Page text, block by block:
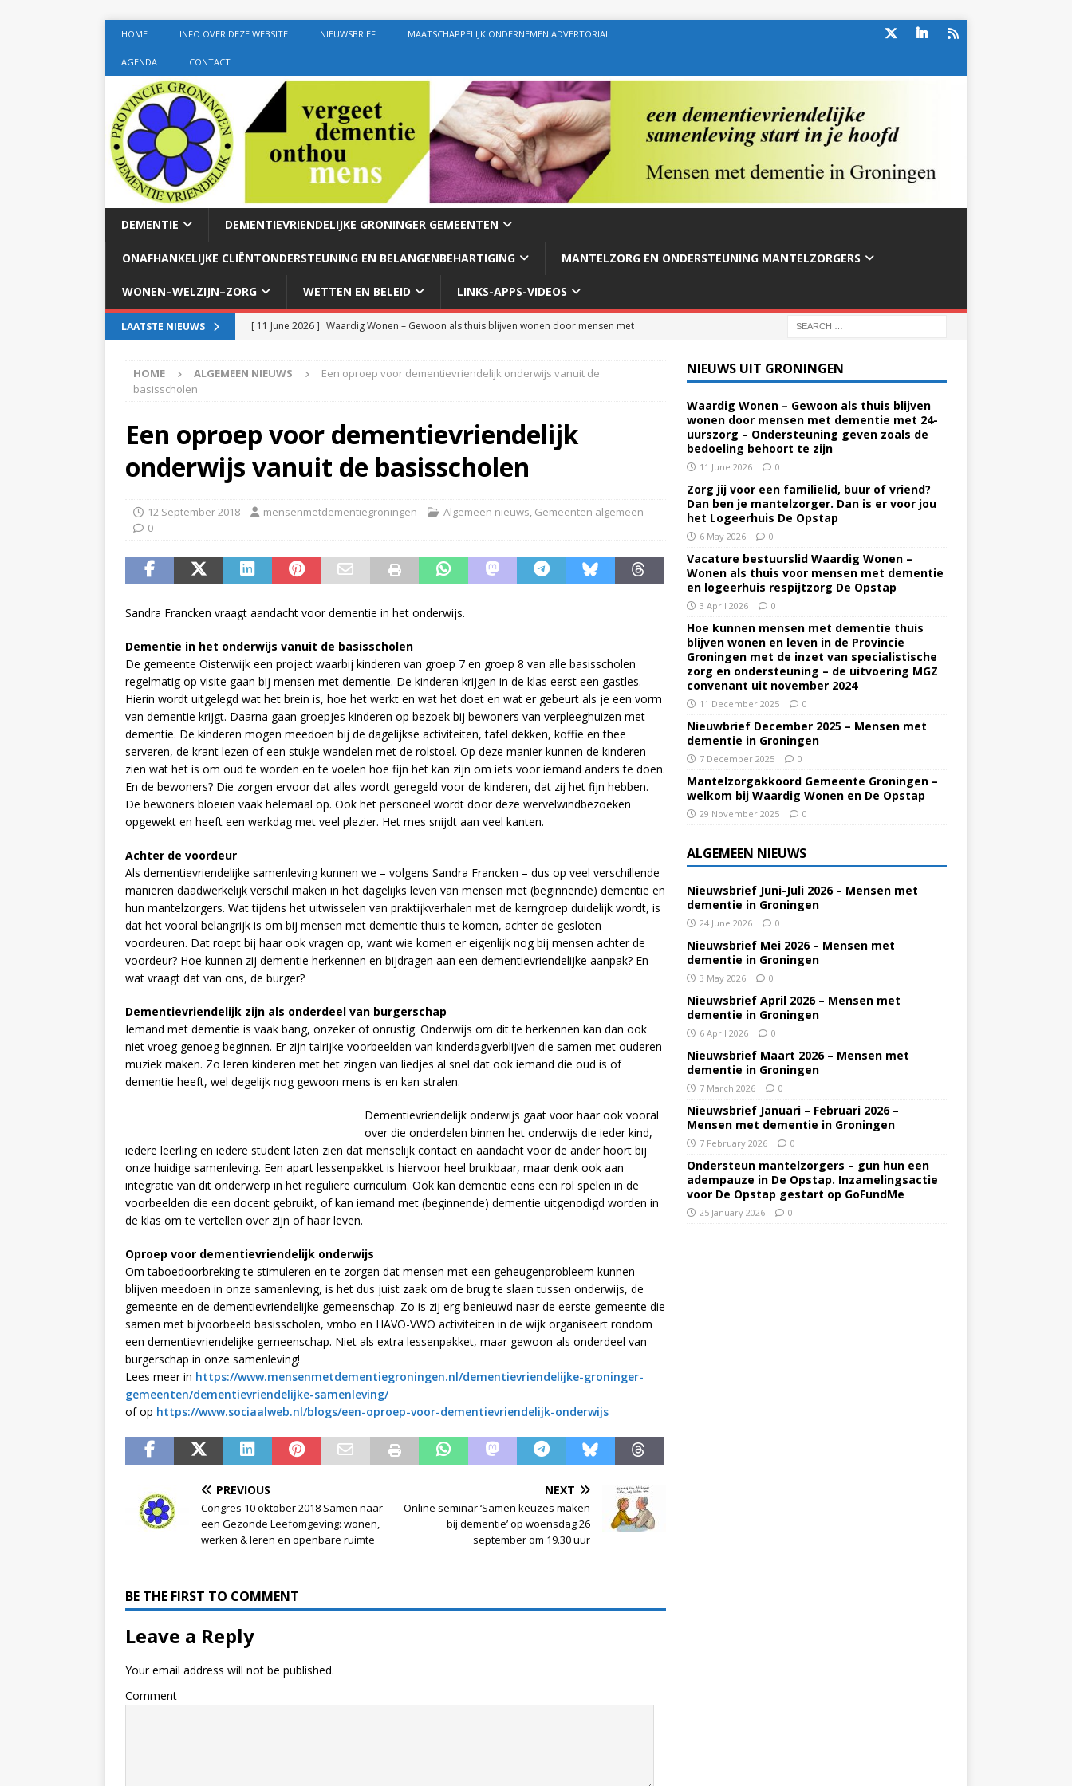
HOME INFO OVER DEZE WEBSITE NIEUWSBRIEF MAATSCHAPPELIJK ONDERNEMEN ADVERTORIAL
AGENDA CONTACT
DEMENTIE DEMENTIEVRIENDELIJKE GRONINGER GEMEENTEN
ONAFHANKELIJKE CLIËNTONDERSTEUNING EN BELANGENBEHARTIGING MANTELZORG EN ONDERSTEUNING MANTELZORGERS
WONEN–WELZIJN–ZORG WETTEN EN BELEID LINKS-APPS-VIDEOS
LAATSTE NIEUWS [ 11 June 2026 ] Waardig Wonen – Gewoon als thuis blijven wonen door mensen met
APPINGEDAM
is er voor jou het Logeerhuis De Opstap
GRONINGEN
[ 3 May 2026 ]
Nieuwsbrief Mei 2026 – Mensen met dementie in Groningen
[ 6 April 2026 ] Nieuwsbrief April 2026 – Mensen met dementie in Groningen
[ 24 June 2026 ]
Nieuwsbrief Juni-Juli 2026 – Mensen met dementie in Groningen
HOME ALGEMEEN NIEUWS
Een oproep voor dementievriendelijk onderwijs vanuit de
basisscholen
Een oproep voor dementievriendelijk
onderwijs vanuit de basisscholen
12 September 2018 mensenmetdementiegroningen Algemeen nieuws Gemeenten algemeen
0
Sandra Francken vraagt aandacht voor dementie in het onderwijs.
Dementie in het onderwijs vanuit de basisscholen
De gemeente Oisterwijk een project waarbij kinderen van groep 7 en groep 8 van alle basisscholen
regelmatig op visite gaan bij mensen met dementie. De kinderen krijgen in de klas eerst een gastles.
Hierin wordt uitgelegd wat het brein is, hoe het werkt en wat het doet en wat er gebeurt als je een vorm
van dementie krijgt. Daarna gaan groepjes kinderen op bezoek bij bewoners van verpleeghuizen met
dementie. De kinderen mogen meedoen bij de dagelijkse activiteiten, tafel dekken, koffie en thee
serveren, de krant lezen of een stukje wandelen met de rolstoel. Op deze manier kunnen de kinderen
zien wat het is om oud te worden en te voelen hoe fijn het kan zijn om iets voor iemand anders te doen.
En de bewoners? Die zorgen ervoor dat alles wordt geregeld voor de kinderen, dat zij het fijn hebben.
De bewoners bloeien vaak helemaal op. Ook het personeel wordt door deze wervelwindbezoeken
opgewekt en heeft een werkdag met veel plezier. Het mes snijdt aan veel kanten.
Achter de voordeur
Als dementievriendelijke samenleving kunnen we – volgens Sandra Francken – dus op veel verschillende
manieren daadwerkelijk verschil maken in het dagelijks leven van mensen met (beginnende) dementie en
hun mantelzorgers. Wat tijdens het uitwisselen van praktijkverhalen met de kerngroep duidelijk wordt, is
dat het vooral belangrijk is om bij mensen met dementie thuis te komen, achter de gesloten
voordeuren. Dat roept bij haar ook vragen op, want wie komen er eigenlijk nog bij mensen achter de
voordeur? Hoe kunnen zij dementie herkennen en bijdragen aan een dementievriendelijke aanpak? En
wat vraagt dat van ons, de burger?
Dementievriendelijk zijn als onderdeel van burgerschap
Iemand met dementie is vaak bang, onzeker of onrustig. Onderwijs om dit te herkennen kan dan ook
niet vroeg genoeg beginnen. Er zijn talrijke voorbeelden van kinderdagverblijven die samen met ouderen
muziek maken. Zo leren kinderen met het zingen van liedjes al snel dat ook iemand die oud is of
dementie heeft, wel degelijk nog gewoon mens is en kan stralen.
Dementievriendelijk onderwijs gaat voor haar ook vooral
over die onderdelen binnen het onderwijs die ieder kind,
iedere leerling en iedere student laten zien dat menselijk contact en aandacht voor de ander hoort bij
onze huidige samenleving. Een apart lessenpakket is hiervoor heel bruikbaar, maar denk ook aan
integratie van dit onderwerp in het reguliere curriculum. Ook kan dementie eens een rol spelen in de
voorbeelden die een docent gebruikt, of kan iemand met (beginnende) dementie uitgenodigd worden in
de klas om te vertellen over zijn of haar leven.
Oproep voor dementievriendelijk onderwijs
Om taboedoorbreking te stimuleren en te zorgen dat mensen met een geheugenprobleem kunnen
blijven meedoen in onze samenleving, is het dus juist zaak om de brug te slaan tussen onderwijs, de
gemeente en de dementievriendelijke gemeenschap. Zo is zij erg benieuwd naar de eerste gemeente die
samen met bijvoorbeeld basisscholen, vmbo en HAVO-VWO activiteiten in de wijk organiseert rondom
een dementievriendelijke gemeenschap. Niet als extra lessenpakket, maar gewoon als onderdeel van
burgerschap in onze samenleving!
Lees meer in https://www.mensenmetdementiegroningen.nl/dementievriendelijke-groninger-
gemeenten/dementievriendelijke-samenleving/
of op https://www.sociaalweb.nl/blogs/een-oproep-voor-dementievriendelijk-onderwijs
PREVIOUS
Congres 10 oktober 2018 Samen naar
een Gezonde Leefomgeving: wonen,
werken & leren en openbare ruimte
NEXT
Online seminar ‘Samen keuzes maken
bij dementie’ op woensdag 26
september om 19.30 uur
BE THE FIRST TO COMMENT
Leave a Reply
Your email address will not be published.
Comment
NIEUWS UIT GRONINGEN
Waardig Wonen – Gewoon als thuis blijven
wonen door mensen met dementie met 24-
uurszorg – Ondersteuning geven zoals de
bedoeling behoort te zijn
11 June 2026 0
Zorg jij voor een familielid, buur of vriend?
Dan ben je mantelzorger. Dan is er voor jou
het Logeerhuis De Opstap
6 May 2026 0
Vacature bestuurslid Waardig Wonen –
Wonen als thuis voor mensen met dementie
en logeerhuis respijtzorg De Opstap
3 April 2026 0
Hoe kunnen mensen met dementie thuis
blijven wonen en leven in de Provincie
Groningen met de inzet van specialistische
zorg en ondersteuning – de uitvoering MGZ
convenant uit november 2024
11 December 2025 0
Nieuwbrief December 2025 – Mensen met
dementie in Groningen
7 December 2025 0
Mantelzorgakkoord Gemeente Groningen –
welkom bij Waardig Wonen en De Opstap
29 November 2025 0
ALGEMEEN NIEUWS
Nieuwsbrief Juni-Juli 2026 – Mensen met
dementie in Groningen
24 June 2026 0
Nieuwsbrief Mei 2026 – Mensen met
dementie in Groningen
3 May 2026 0
Nieuwsbrief April 2026 – Mensen met
dementie in Groningen
6 April 2026 0
Nieuwsbrief Maart 2026 – Mensen met
dementie in Groningen
7 March 2026 0
Nieuwsbrief Januari – Februari 2026 –
Mensen met dementie in Groningen
7 February 2026 0
Ondersteun mantelzorgers – gun hun een
adempauze in De Opstap. Inzamelingsactie
voor De Opstap gestart op GoFundMe
25 January 2026 0